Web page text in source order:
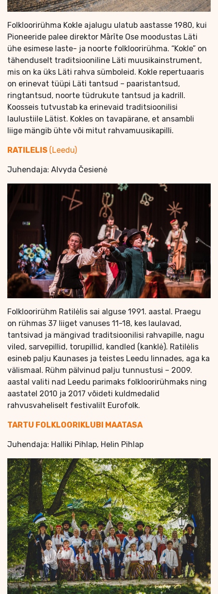
Folkloorirühma Kokle ajalugu ulatub aastasse 1980, kui
Pioneeride palee direktor Mārīte Ose moodustas Läti
ühe esimese laste- ja noorte folkloorirühma. “Kokle” on
tähenduselt traditsiooniline Läti muusikainstrument,
mis on ka üks Läti rahva sümboleid. Kokle repertuaaris
on erinevat tüüpi Läti tantsud – paaristantsud,
ringtantsud, noorte tüdrukute tantsud ja kadrill.
Koosseis tutvustab ka erinevaid traditsioonilisi
laulustiile Lätist. Kokles on tavapärane, et ansambli
liige mängib ühte või mitut rahvamuusikapilli.
RATILELIS (Leedu)
Juhendaja: Alvyda Česienė
Folkloorirühm Ratilėlis sai alguse 1991. aastal. Praegu
on rühmas 37 liiget vanuses 11-18, kes laulavad,
tantsivad ja mängivad traditsioonilisi rahvapille, nagu
viled, sarvepillid, torupillid, kandled (kanklė). Ratilėlis
esineb palju Kaunases ja teistes Leedu linnades, aga ka
välismaal. Rühm pälvinud palju tunnustusi – 2009.
aastal valiti nad Leedu parimaks folkloorirühmaks ning
aastatel 2010 ja 2017 võideti kuldmedalid
rahvusvaheliselt festivalilt Eurofolk.
TARTU FOLKLOORIKLUBI MAATASA
Juhendaja: Halliki Pihlap, Helin Pihlap